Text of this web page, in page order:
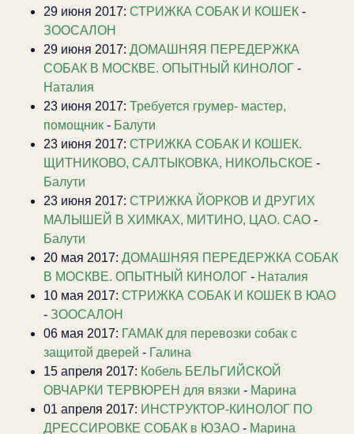
29 июня 2017: СТРИЖКА СОБАК И КОШЕК -
ЗООСАЛОН
29 июня 2017: ДОМАШНЯЯ ПЕРЕДЕРЖКА
СОБАК В МОСКВЕ. ОПЫТНЫЙ КИНОЛОГ -
Наталия
23 июня 2017: Требуется грумер- мастер,
помощник - Балути
23 июня 2017: СТРИЖКА СОБАК И КОШЕК.
ЩИТНИКОВО, САЛТЫКОВКА, НИКОЛЬСКОЕ -
Балути
23 июня 2017: CТРИЖКА ЙОРКОВ И ДРУГИХ
МАЛЫШЕЙ В ХИМКАХ, МИТИНО, ЦАО. САО -
Балути
20 мая 2017: ДОМАШНЯЯ ПЕРЕДЕРЖКА СОБАК
В МОСКВЕ. ОПЫТНЫЙ КИНОЛОГ - Наталия
10 мая 2017: СТРИЖКА СОБАК И КОШЕК В ЮАО
- ЗООСАЛОН
06 мая 2017: ГАМАК для перевозки собак с
защитой дверей - Галина
15 апреля 2017: Кобель БЕЛЬГИЙСКОЙ
ОВЧАРКИ ТЕРВЮРЕН для вязки - Марина
01 апреля 2017: ИНСТРУКТОР-КИНОЛОГ ПО
ДРЕССИРОВКЕ СОБАК в ЮЗАО - Марина